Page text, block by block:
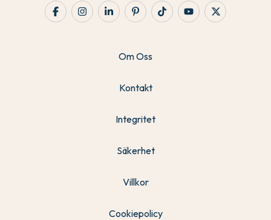
Om Oss
Kontakt
Integritet
Säkerhet
Villkor
Cookiepolicy